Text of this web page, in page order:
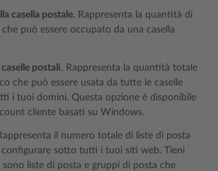
casella postale. Rappresenta la quantità di
può essere occupato da una casella
postali. Rappresenta la quantità totale
che può essere usata da tutte le caselle
i tuoi domini. Questa opzione è disponibile
cliente basati su Windows.
il numero totale di liste di posta
configurare sotto tutti i tuoi siti web. Tieni
sono liste di posta e gruppi di posta che